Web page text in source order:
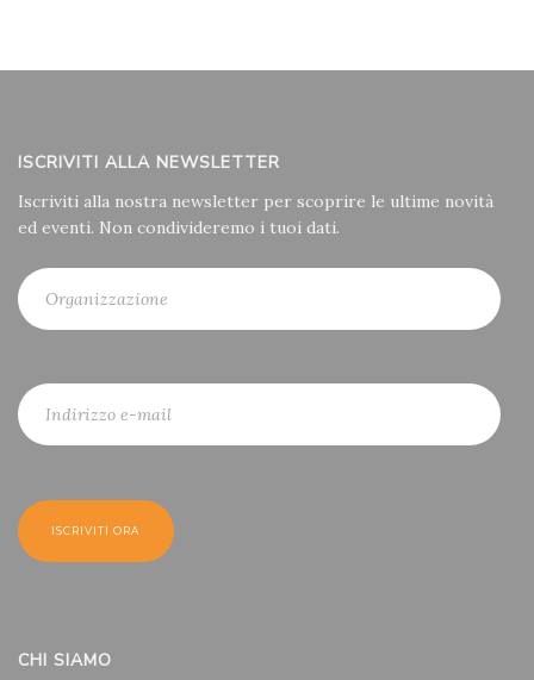
ISCRIVITI ALLA NEWSLETTER
Iscriviti alla nostra newsletter per scoprire le ultime novità
ed eventi. Non condivideremo i tuoi dati.
CHI SIAMO